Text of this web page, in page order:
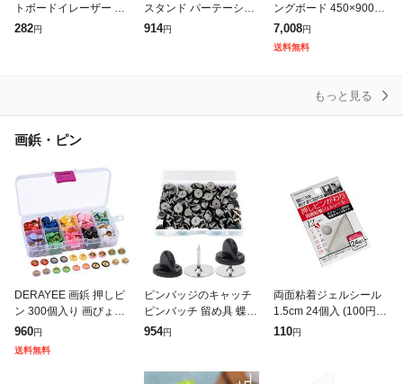
トボードイレーザー W
E-01 L
282円
スタンド パーテーショ
ン用 脚 1個 すべり止め
914円
ングボード 450×900m
m ブラック 有孔ボード
60002
7,008円
送料無料
もっと見る
画鋲・ピン
DERAYEE 画鋲 押しピ
ン 300個入り 画びょう
カラー 収納ボックス付
き 割りピン 多機能ピン
960円
送料無料
ピンバッジのキャッチ
ピンバッチ 留め具 蝶タ
ック バタフライ型クラ
ン ホルダーキ
954円
両面粘着ジェルシール
1.5cm 24個入 (100円シ
ョップ 100円均一 100
110円